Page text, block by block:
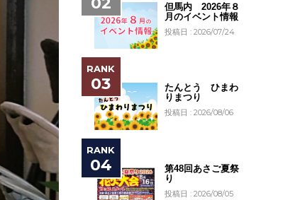
但馬内 2026年８
月のイベント情報
投稿日 : 2026/07/24
たんとう ひまわ
りまつり
投稿日 : 2026/08/06
第48回あさご夏祭
り
投稿日 : 2026/08/05